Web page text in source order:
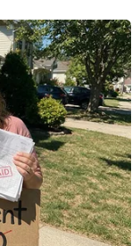
hẹn nhau
lộ 1 qua
Giang.